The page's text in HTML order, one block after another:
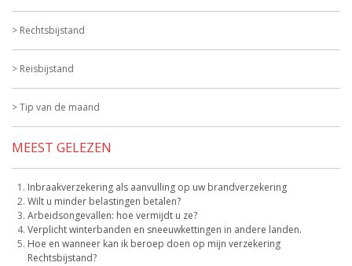
Rechtsbijstand
Reisbijstand
Tip van de maand
MEEST GELEZEN
Inbraakverzekering als aanvulling op uw brandverzekering
Wilt u minder belastingen betalen?
Arbeidsongevallen: hoe vermijdt u ze?
Verplicht winterbanden en sneeuwkettingen in andere landen.
Hoe en wanneer kan ik beroep doen op mijn verzekering
Rechtsbijstand?